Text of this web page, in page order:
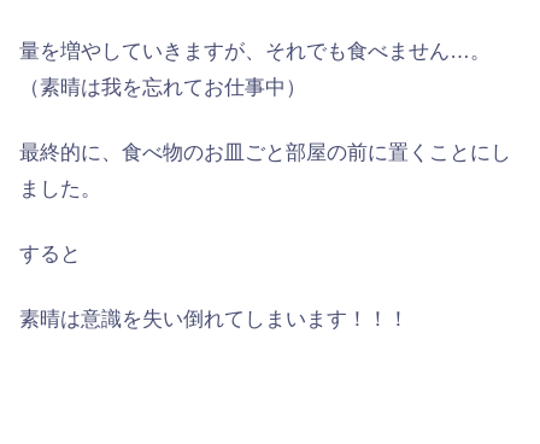
量を増やしていきますが、それでも食べません…。
（素晴は我を忘れてお仕事中）
最終的に、食べ物のお皿ごと部屋の前に置くことにし
ました。
すると
素晴は意識を失い倒れてしまいます！！！